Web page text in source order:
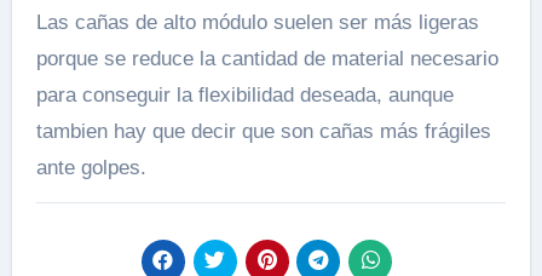
Las cañas de alto módulo suelen ser más ligeras
porque se reduce la cantidad de material necesario
para conseguir la flexibilidad deseada, aunque
tambien hay que decir que son cañas más frágiles
ante golpes.